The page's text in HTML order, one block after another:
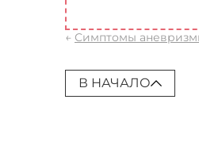
← Симптомы
В НАЧАЛО